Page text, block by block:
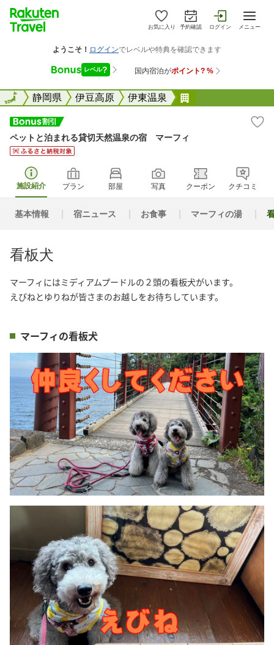
お気に入り 予約確認 ログイン メニュー
全国静岡県 伊豆高原 伊東温泉
全国
ペットと泊まれる貸切天然温泉の宿 マーフィ
施設紹介 プラン 部屋 写真 クーポン クチコミ
基本情報 宿ニュース お食事 マーフィの湯
看板犬
マーフィにはミディアムプードルの２頭の看板犬がいます。
えびねとゆりねが皆さまのお越しをお待ちしています。
マーフィの看板犬